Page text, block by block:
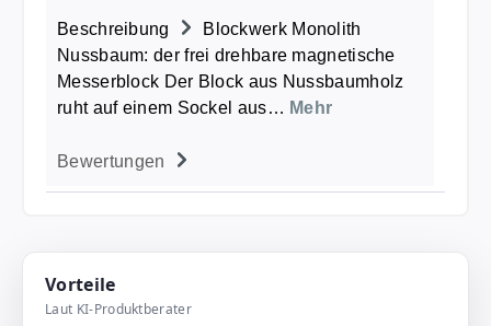
Beschreibung
Blockwerk Monolith
Nussbaum: der frei drehbare magnetische
Messerblock Der Block aus Nussbaumholz
ruht auf einem Sockel aus… Mehr
Bewertungen
Vorteile
Laut KI-Produktberater